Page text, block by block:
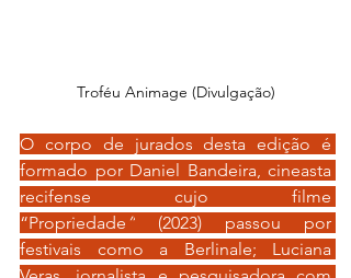
Troféu Animage (Divulgação)
O corpo de jurados desta edição é
formado por Daniel Bandeira, cineasta
recifense cujo filme
“Propriedade ” (2023) passou por
festivais como a Berlinale; Luciana